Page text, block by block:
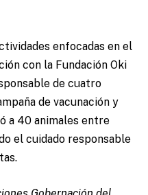
enfocadas en el
con la Fundación Oki
de cuatro
de vacunación y
a 40 animales entre
el cuidado responsable